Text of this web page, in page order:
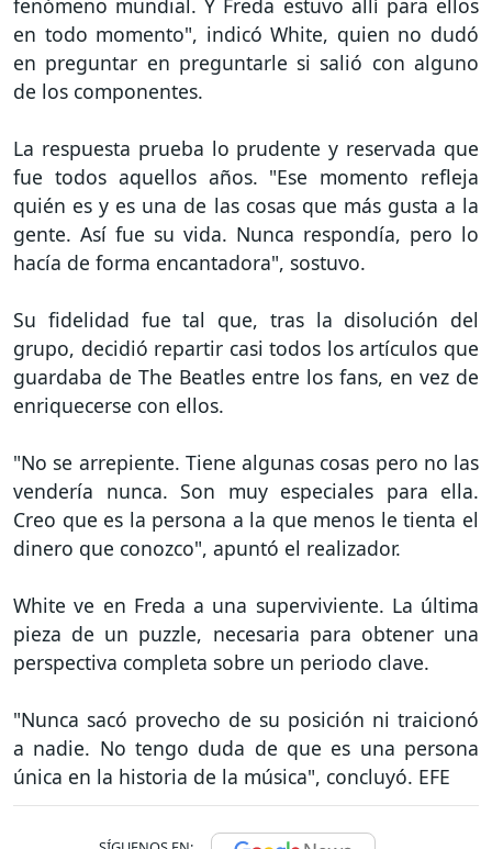
en todo momento", indicó White, quien no dudó
en preguntar en preguntarle si salió con alguno
de los componentes.
La respuesta prueba lo prudente y reservada que
fue todos aquellos años. "Ese momento refleja
quién es y es una de las cosas que más gusta a la
gente. Así fue su vida. Nunca respondía, pero lo
hacía de forma encantadora", sostuvo.
Su fidelidad fue tal que, tras la disolución del
grupo, decidió repartir casi todos los artículos que
guardaba de The Beatles entre los fans, en vez de
enriquecerse con ellos.
"No se arrepiente. Tiene algunas cosas pero no las
vendería nunca. Son muy especiales para ella.
Creo que es la persona a la que menos le tienta el
dinero que conozco", apuntó el realizador.
White ve en Freda a una superviviente. La última
pieza de un puzzle, necesaria para obtener una
perspectiva completa sobre un periodo clave.
"Nunca sacó provecho de su posición ni traicionó
a nadie. No tengo duda de que es una persona
única en la historia de la música", concluyó. EFE